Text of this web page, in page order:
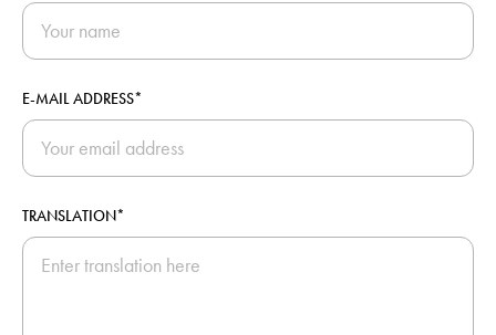
E-MAIL ADDRESS*
TRANSLATION*